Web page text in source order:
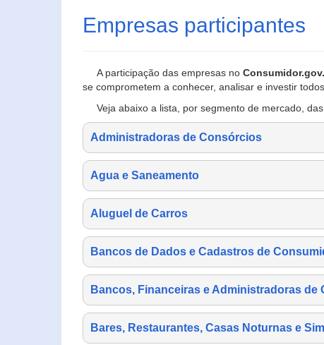
Empresas participantes
A participação das empresas no
se comprometem a conhecer, analisar e investir
Veja abaixo a lista, por segmento de mercado,
Administradoras de Consórcios
Agua e Saneamento
Aluguel de Carros
Bancos de Dados e Cadastros de
Bancos, Financeiras e Administradoras de
Bares, Restaurantes, Casas Noturnas e